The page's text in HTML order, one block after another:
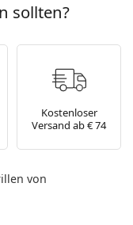
sollten?
Kostenloser
Versand ab € 74
von